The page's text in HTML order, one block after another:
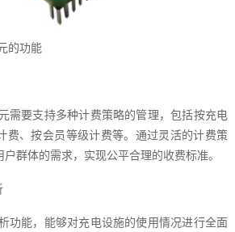
的功能
需要支持多种计费策略的管理，包括按充电
费、按会员等级计费等。通过灵活的计费策
群体的需求，实现公平合理的收费标准。
功能，能够对充电设施的使用情况进行全面